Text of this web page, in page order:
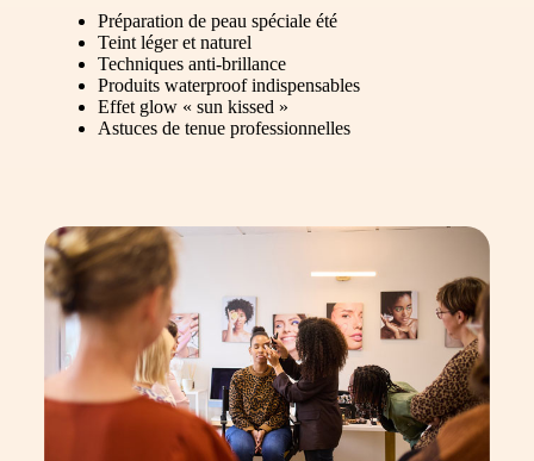
Préparation de peau spéciale été
Teint léger et naturel
Techniques anti-brillance
Produits waterproof indispensables
Effet glow « sun kissed »
Astuces de tenue professionnelles